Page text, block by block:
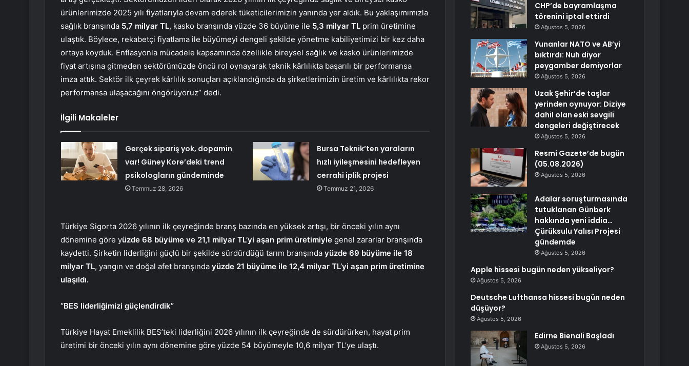
ürünlerimizde 2025 yılı fiyatlarıyla devam ederek tüketicilerimizin yanında yer aldık. Bu yaklaşımımızla
sağlık branşında 5,7 milyar TL, kasko branşında yüzde 36 büyüme ile 5,3 milyar TL prim üretimine
ulaştık. Böylece, rekabetçi fiyatlama ile büyümeyi dengeli şekilde yönetme kabiliyetimizi bir kez daha
ortaya koyduk. Enflasyonla mücadele kapsamında özellikle bireysel sağlık ve kasko ürünlerimizde
fiyat artışına gitmeden sektörümüzde öncü rol oynayarak teknik kârlılıkta başarılı bir performansa
imza attık. Sektör ilk çeyrek kârlılık sonuçları açıklandığında da şirketlerimizin üretim ve kârlılıkta rekor
performansa ulaşacağını öngörüyoruz” dedi.
İlgili Makaleler
Gerçek sipariş yok, dopamin
var! Güney Kore’deki trend
psikologların gündeminde
Temmuz 28, 2026
Bursa Teknik’ten yaraların
hızlı iyileşmesini hedefleyen
cerrahi iplik projesi
Temmuz 21, 2026
Türkiye Sigorta 2026 yılının ilk çeyreğinde branş bazında en yüksek artışı, bir önceki yılın aynı
dönemine göre yüzde 68 büyüme ve 21,1 milyar TL’yi aşan prim üretimiyle genel zararlar branşında
kaydetti. Şirketin liderliğini güçlü bir şekilde sürdürdüğü tarım branşında yüzde 69 büyüme ile 18
milyar TL, yangın ve doğal afet branşında yüzde 21 büyüme ile 12,4 milyar TL’yi aşan prim üretimine
ulaşıldı.
“BES liderliğimizi güçlendirdik”
Türkiye Hayat Emeklilik BES’teki liderliğini 2026 yılının ilk çeyreğinde de sürdürürken, hayat prim
üretimi bir önceki yılın aynı dönemine göre yüzde 54 büyümeyle 10,6 milyar TL’ye ulaştı.
CHP’de bayramlaşma
törenini iptal ettirdi
Ağustos 5, 2026
Yunanlar NATO ve AB’yi
bıktırdı: Nuh diyor
peygamber demiyorlar
Ağustos 5, 2026
Uzak Şehir’de taşlar
yerinden oynuyor: Diziye
dahil olan eski sevgili
dengeleri değiştirecek
Ağustos 5, 2026
Resmi Gazete’de bugün
(05.08.2026)
Ağustos 5, 2026
Adalar soruşturmasında
tutuklanan Günberk
hakkında yeni iddia…
Çürüksulu Yalısı Projesi
gündemde
Ağustos 5, 2026
Apple hissesi bugün neden yükseliyor?
Ağustos 5, 2026
Deutsche Lufthansa hissesi bugün neden
düşüyor?
Ağustos 5, 2026
Edirne Bienali Başladı
Ağustos 5, 2026